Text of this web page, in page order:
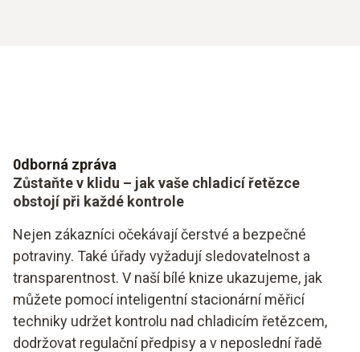
0dborná zpráva
Zůstaňte v klidu – jak vaše chladicí řetězce
obstojí při každé kontrole
Nejen zákazníci očekávají čerstvé a bezpečné
potraviny. Také úřady vyžadují sledovatelnost a
transparentnost. V naší bílé knize ukazujeme, jak
můžete pomocí inteligentní stacionární měřicí
techniky udržet kontrolu nad chladicím řetězcem,
dodržovat regulační předpisy a v neposlední řadě